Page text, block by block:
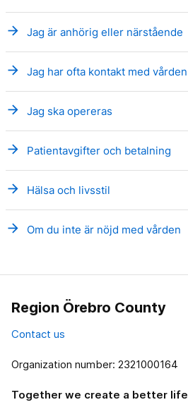
arrow_forward Jag är anhörig eller närstående
arrow_forward Jag har ofta kontakt med vården
arrow_forward Jag ska opereras
arrow_forward Patientavgifter och betalning
arrow_forward Hälsa och livsstil
arrow_forward Om du inte är nöjd med vården
Region Örebro County
Contact us
Organization number: 2321000164
Together we create a better life